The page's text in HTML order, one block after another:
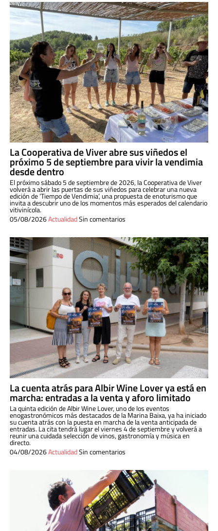
La Cooperativa de Viver abre sus viñedos el
próximo 5 de septiembre para vivir la vendimia
desde dentro
El próximo sábado 5 de septiembre de 2026, la Cooperativa de Viver
volverá a abrir las puertas de sus viñedos para celebrar una nueva
edición de ‘Tiempo de Vendimia’, una propuesta de enoturismo que
invita a descubrir uno de los momentos más esperados del calendario
vitivinícola.
05/08/2026ActualidadSin comentarios
La cuenta atrás para Albir Wine Lover ya está en
marcha: entradas a la venta y aforo limitado
La quinta edición de Albir Wine Lover, uno de los eventos
enogastronómicos más destacados de la Marina Baixa, ya ha iniciado
su cuenta atrás con la puesta en marcha de la venta anticipada de
entradas. La cita tendrá lugar el viernes 4 de septiembre y volverá a
reunir una cuidada selección de vinos, gastronomía y música en
directo.
04/08/2026ActualidadSin comentarios